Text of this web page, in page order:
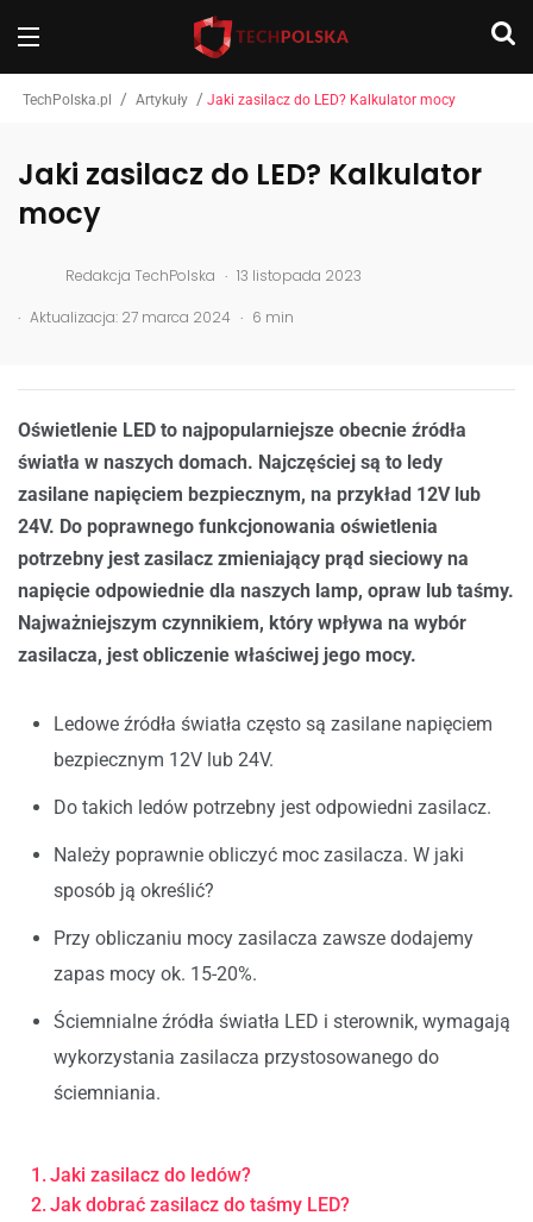
TechPolska.pl / Artykuły / Jaki zasilacz do LED? Kalkulator mocy
Jaki zasilacz do LED? Kalkulator
mocy
Redakcja TechPolska . 13 listopada 2023
. Aktualizacja: 27 marca 2024 . 6 min
Oświetlenie LED to najpopularniejsze obecnie źródła
światła w naszych domach. Najczęściej są to ledy
zasilane napięciem bezpiecznym, na przykład 12V lub
24V. Do poprawnego funkcjonowania oświetlenia
potrzebny jest zasilacz zmieniający prąd sieciowy na
napięcie odpowiednie dla naszych lamp, opraw lub taśmy.
Najważniejszym czynnikiem, który wpływa na wybór
zasilacza, jest obliczenie właściwej jego mocy.
Ledowe źródła światła często są zasilane napięciem
bezpiecznym 12V lub 24V.
Do takich ledów potrzebny jest odpowiedni zasilacz.
Należy poprawnie obliczyć moc zasilacza. W jaki
sposób ją określić?
Przy obliczaniu mocy zasilacza zawsze dodajemy
zapas mocy ok. 15-20%.
Ściemnialne źródła światła LED i sterownik, wymagają
wykorzystania zasilacza przystosowanego do
ściemniania.
Jaki zasilacz do ledów?
Jak dobrać zasilacz do taśmy LED?